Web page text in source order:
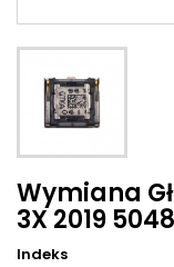
Wymiana
3X 2019
Indeks